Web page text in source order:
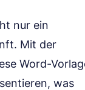
nur ein
Mit der
Word-
was